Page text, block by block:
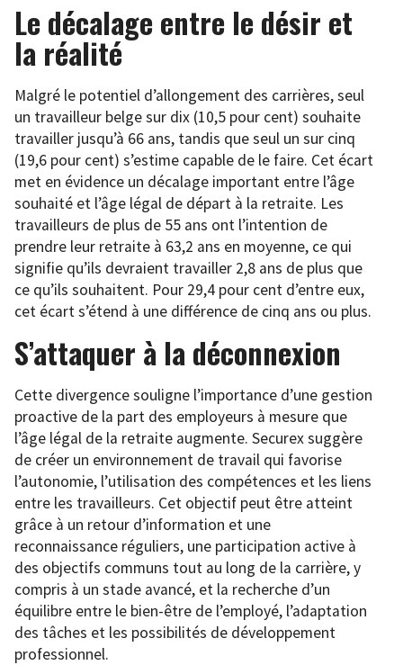
Le décalage entre le désir et
la réalité
Malgré le potentiel d’allongement des carrières, seul
un travailleur belge sur dix (10,5 pour cent) souhaite
travailler jusqu’à 66 ans, tandis que seul un sur cinq
(19,6 pour cent) s’estime capable de le faire. Cet écart
met en évidence un décalage important entre l’âge
souhaité et l’âge légal de départ à la retraite. Les
travailleurs de plus de 55 ans ont l’intention de
prendre leur retraite à 63,2 ans en moyenne, ce qui
signifie qu’ils devraient travailler 2,8 ans de plus que
ce qu’ils souhaitent. Pour 29,4 pour cent d’entre eux,
cet écart s’étend à une différence de cinq ans ou plus.
S’attaquer à la déconnexion
Cette divergence souligne l’importance d’une gestion
proactive de la part des employeurs à mesure que
l’âge légal de la retraite augmente. Securex suggère
de créer un environnement de travail qui favorise
l’autonomie, l’utilisation des compétences et les liens
entre les travailleurs. Cet objectif peut être atteint
grâce à un retour d’information et une
reconnaissance réguliers, une participation active à
des objectifs communs tout au long de la carrière, y
compris à un stade avancé, et la recherche d’un
équilibre entre le bien-être de l’employé, l’adaptation
des tâches et les possibilités de développement
professionnel.